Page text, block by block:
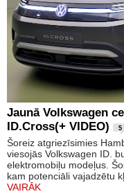
Jaunā Volkswagen
ID.Cross(+ VIDEO)
5
Šoreiz atgriezīsimies
viesojās Volkswagen ID.
elektromobiļu modeļus.
kam potenciāli vajadzētu
VAIRĀK